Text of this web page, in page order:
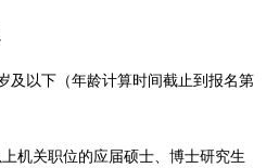
及以下（年龄计算时间截止到报名第
机关职位的应届硕士、博士研究生